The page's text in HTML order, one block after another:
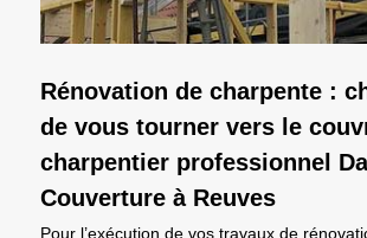
Rénovation de charpente :
de vous tourner vers le
charpentier professionnel
Couverture à Reuves
Pour l’exécution de vos travaux de